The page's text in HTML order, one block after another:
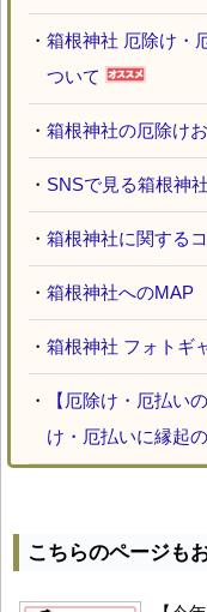
・ 箱根神社 厄除け・
ついて
・ 箱根神社の厄除け
・ SNSで見る箱根神
・ 箱根神社に関する
・ 箱根神社へのMAP
・ 箱根神社 フォトギ
・
【厄除け・厄払い
け・厄払いに縁起
こちらのページも